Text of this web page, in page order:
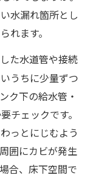
水漏れ箇所とし
れます。
た水道管や接続
うちに少量ずつ
ク下の給水管・
チェックです。
っとにじむよう
囲にカビが発生
合、床下空間で